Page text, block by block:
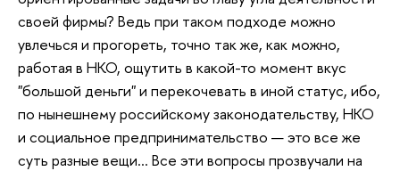
своей фирмы? Ведь при таком подходе можно
увлечься и прогореть, точно так же, как можно,
работая в НКО, ощутить в какой-то момент вкус
"большой деньги" и перекочевать в иной статус, ибо,
по нынешнему российскому законодательству, НКО
и социальное предпринимательство — это все же
суть разные вещи… Все эти вопросы прозвучали на